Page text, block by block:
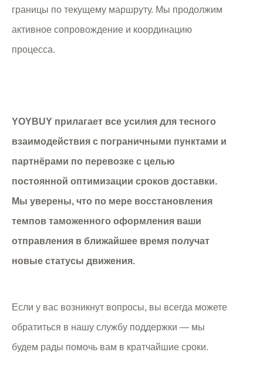
границы по текущему маршруту. Мы продолжим
активное сопровождение и координацию
процесса.
YOYBUY прилагает все усилия для тесного
взаимодействия с пограничными пунктами и
партнёрами по перевозке с целью
постоянной оптимизации сроков доставки.
Мы уверены, что по мере восстановления
темпов таможенного оформления ваши
отправления в ближайшее время получат
новые статусы движения.
Если у вас возникнут вопросы, вы всегда можете
обратиться в нашу службу поддержки — мы
будем рады помочь вам в кратчайшие сроки.